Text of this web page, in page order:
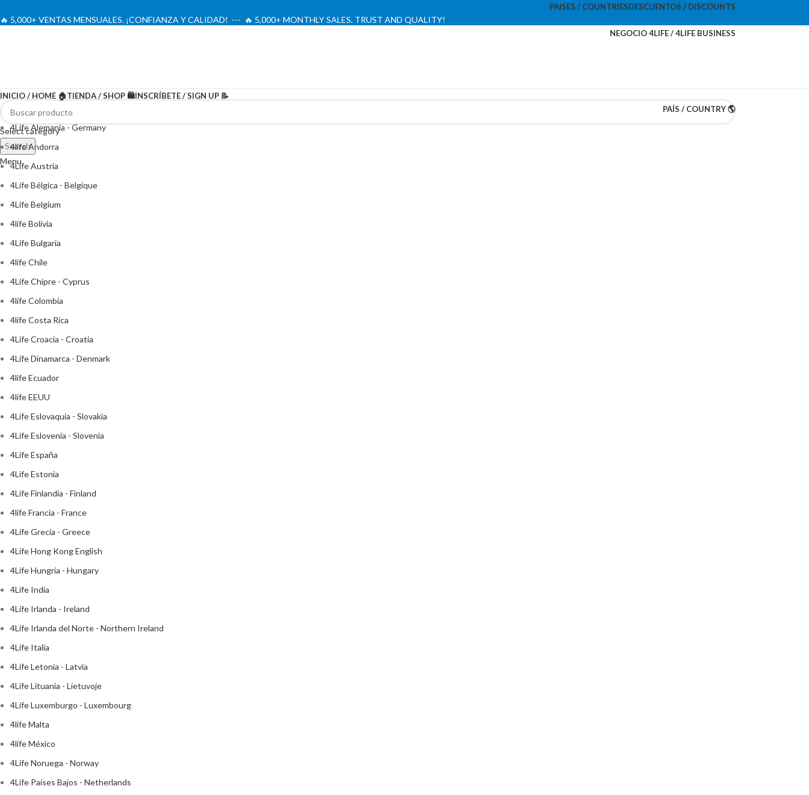
PAISES / COUNTRIESDESCUENTOS / DISCOUNTS
🔥 5,000+ VENTAS MENSUALES. ¡CONFIANZA Y CALIDAD! --- 🔥 5,000+ MONTHLY SALES. TRUST AND QUALITY!
NEGOCIO 4LIFE / 4LIFE BUSINESS
Select category
Search
Menu
INICIO / HOME 🏠TIENDA / SHOP 🛍️INSCRÍBETE / SIGN UP 📝
PAÍS / COUNTRY 🌎
4Life Alemania - Germany
4life Andorra
4Life Austria
4Life Bélgica - Belgique
4Life Belgium
4life Bolivia
4Life Bulgaria
4life Chile
4Life Chipre - Cyprus
4life Colombia
4life Costa Rica
4Life Croacia - Croatia
4Life Dinamarca - Denmark
4life Ecuador
4life EEUU
4Life Eslovaquia - Slovakia
4Life Eslovenia - Slovenia
4Life España
4Life Estonia
4Life Finlandia - Finland
4life Francia - France
4Life Grecia - Greece
4Life Hong Kong English
4Life Hungría - Hungary
4Life India
4Life Irlanda - Ireland
4Life Irlanda del Norte - Northern Ireland
4Life Italia
4Life Letonia - Latvia
4Life Lituania - Lietuvoje
4Life Luxemburgo - Luxembourg
4life Malta
4life México
4Life Noruega - Norway
4Life Paises Bajos - Netherlands